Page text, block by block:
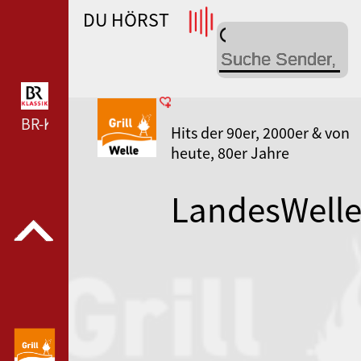
WDR 4 --- WDR 4 ---
BR-KLASSIK --- BR-KLASSIK ---
DU HÖRST
Hits der 90er, 2000er & von
heute, 80er Jahre